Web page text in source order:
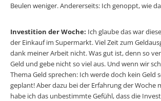
Beulen weniger. Andererseits: Ich genoppt, wie
Investition der Woche: Ich glaube das war
der Einkauf im Supermarkt. Viel Zeit zum
dank meiner Arbeit nicht. Was gut ist, denn so
Geld und gebe nicht so viel aus. Und wenn wir
Thema Geld sprechen: Ich werde doch kein Geld
geplant! Aber dazu bei der Erfahrung der Woche
habe ich das unbestimmte Gefühl, dass die